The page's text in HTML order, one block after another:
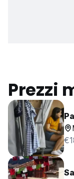
Prezzi